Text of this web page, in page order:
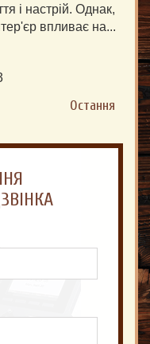
і настрій. Однак,
впливає на...
Остання